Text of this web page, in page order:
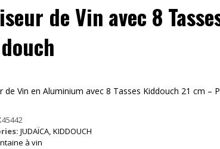
de Vin avec 8
de Vin en Aluminium avec 8 Tasses Kiddouch 21 cm –
JUDAÏCA, KIDDOUCH
à vin